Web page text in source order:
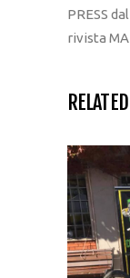
PRESS
rivista